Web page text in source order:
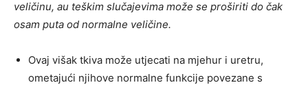
​​veličinu, au teškim slučajevima može se proširiti do čak
osam puta od normalne veličine.
Ovaj višak tkiva može utjecati na mjehur i uretru,
ometajući njihove normalne funkcije povezane s